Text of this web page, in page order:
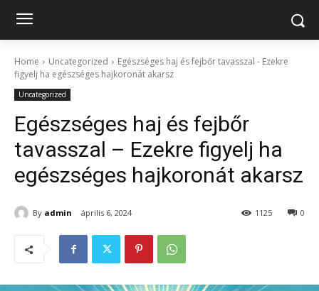
Home Uncategorized
Egészséges haj és fejbőr tavasszal - Ezekre
figyelj ha egészséges hajkoronát akarsz
Uncategorized
Egészséges haj és fejbőr
tavasszal – Ezekre figyelj ha
egészséges hajkoronát akarsz
By admin április 6, 2024 0
1125